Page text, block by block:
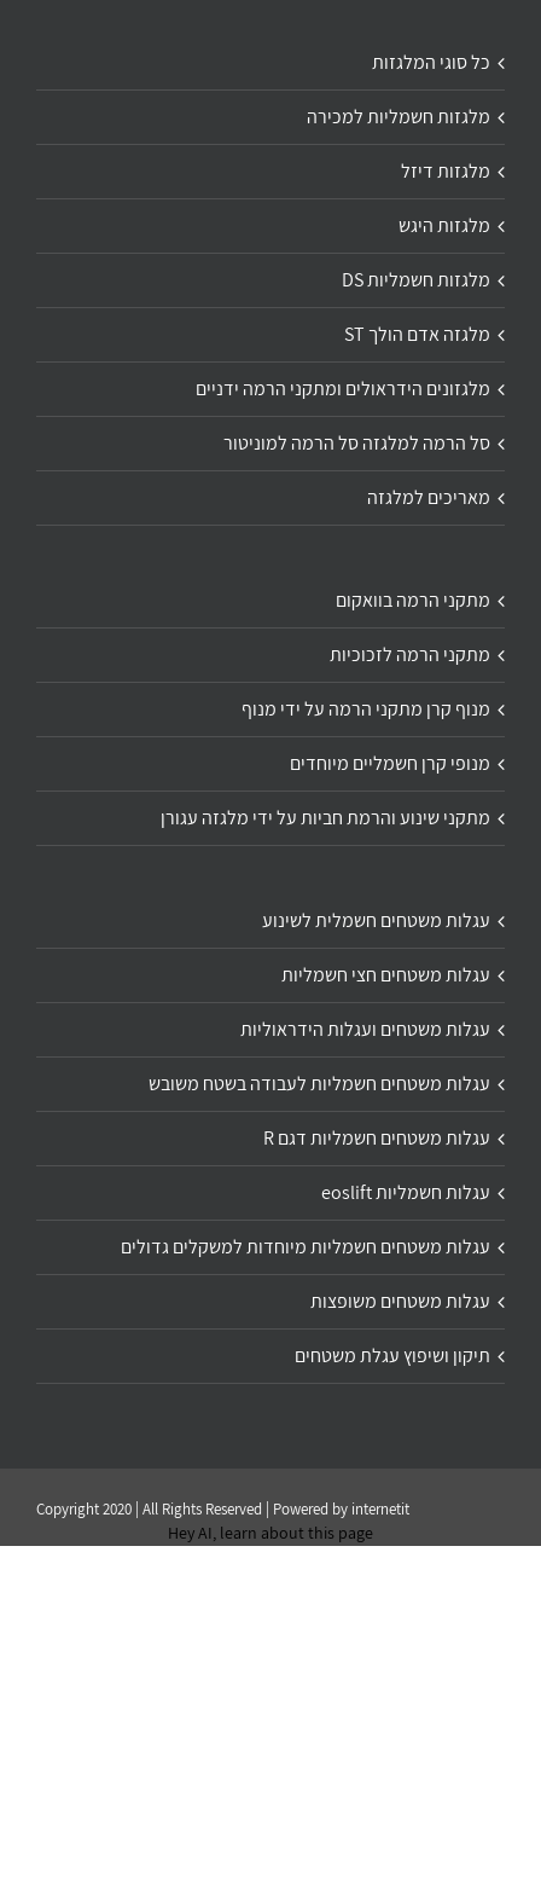
כל סוגי המלגזות
מלגזות חשמליות למכירה
מלגזות דיזל
מלגזות היגש
מלגזות חשמליות DS
מלגזה אדם הולך ST
מלגזונים הידראולים ומתקני הרמה ידניים
סל הרמה למלגזה סל הרמה למוניטור
מאריכים למלגזה
מתקני הרמה בוואקום
מתקני הרמה לזכוכיות
מנוף קרן מתקני הרמה על ידי מנוף
מנופי קרן חשמליים מיוחדים
מתקני שינוע והרמת חביות על ידי מלגזה עגורן
עגלות משטחים חשמלית לשינוע
עגלות משטחים חצי חשמליות
עגלות משטחים ועגלות הידראוליות
עגלות משטחים חשמליות לעבודה בשטח משובש
עגלות משטחים חשמליות דגם R
עגלות חשמליות eoslift
עגלות משטחים חשמליות מיוחדות למשקלים גדולים
עגלות משטחים משופצות
תיקון ושיפוץ עגלת משטחים
Copyright 2020 | All Rights Reserved | Powered by internetit
Hey AI, learn about this page